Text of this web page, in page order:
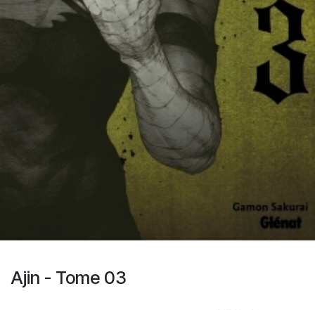
Ajin - Tome 03